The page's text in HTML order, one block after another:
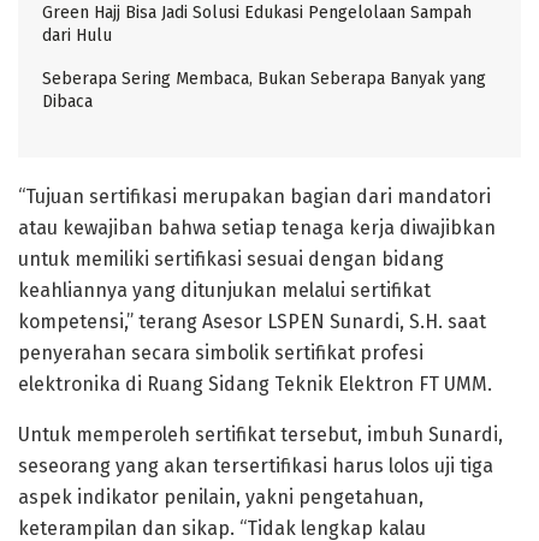
Green Hajj Bisa Jadi Solusi Edukasi Pengelolaan Sampah
dari Hulu
Seberapa Sering Membaca, Bukan Seberapa Banyak yang
Dibaca
“Tujuan sertifikasi merupakan bagian dari mandatori
atau kewajiban bahwa setiap tenaga kerja diwajibkan
untuk memiliki sertifikasi sesuai dengan bidang
keahliannya yang ditunjukan melalui sertifikat
kompetensi,” terang Asesor LSPEN Sunardi, S.H. saat
penyerahan secara simbolik sertifikat profesi
elektronika di Ruang Sidang Teknik Elektron FT UMM.
Untuk memperoleh sertifikat tersebut, imbuh Sunardi,
seseorang yang akan tersertifikasi harus lolos uji tiga
aspek indikator penilain, yakni pengetahuan,
keterampilan dan sikap. “Tidak lengkap kalau